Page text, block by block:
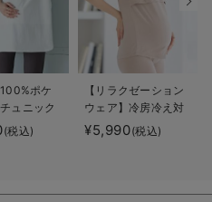
ポケ
ュニック
マタニテ
【出産後
(税込)
【リラクゼーション
ウェア】冷房冷え対
策 保温＆リカバリ
ーサポート
efe×ANGELIEBEコ
¥5,990(税込)